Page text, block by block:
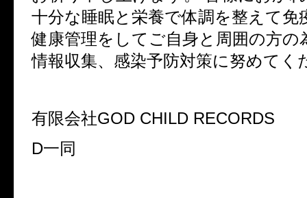
十分な睡眠と栄養で体調を整えて免
健康管理をしてご自身と周囲の方の
情報収集、感染予防対策に努めてく
有限会社GOD CHILD RECORDS
D一同